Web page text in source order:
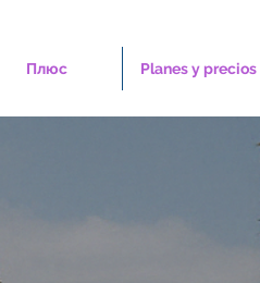
Плюс Planes y precios